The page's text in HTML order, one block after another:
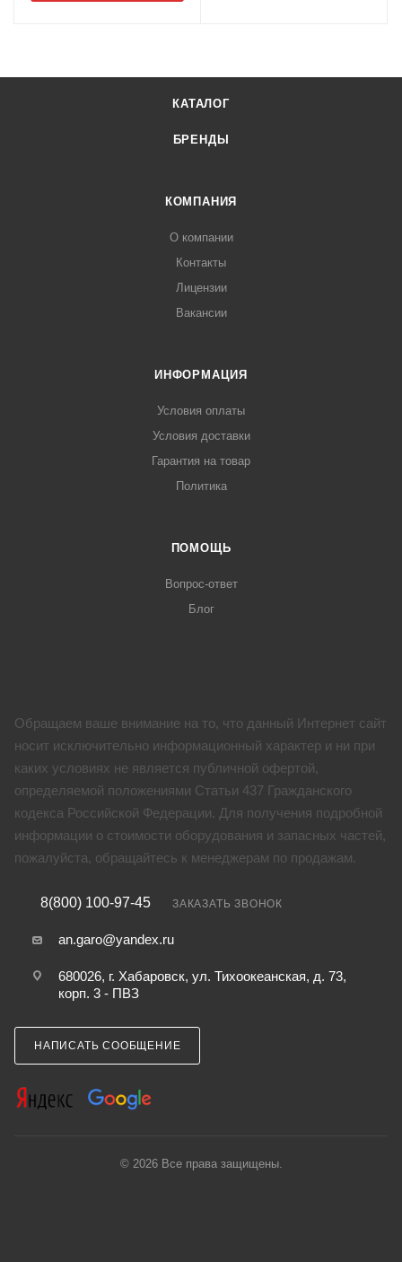
КАТАЛОГ
БРЕНДЫ
КОМПАНИЯ
О компании
Контакты
Лицензии
Вакансии
ИНФОРМАЦИЯ
Условия оплаты
Условия доставки
Гарантия на товар
Политика
ПОМОЩЬ
Вопрос-ответ
Блог
Обращаем ваше внимание на то, что данный Интернет сайт
носит исключительно информационный характер и ни при
каких условиях не является публичной офертой,
определяемой положениями Статьи 437 Гражданского
кодекса Российской Федерации. Для получения подробной
информации о стоимости оборудования и запасных частей,
пожалуйста, обращайтесь к менеджерам по продажам.
8(800) 100-97-45 ЗАКАЗАТЬ ЗВОНОК
an.garo@yandex.ru
680026, г. Хабаровск, ул. Тихоокеанская, д. 73,
корп. 3 - ПВЗ
НАПИСАТЬ СООБЩЕНИЕ
© 2026 Все права защищены.